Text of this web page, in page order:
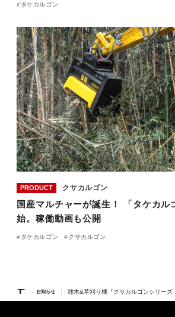
タケカルゴン
PRODUCT クサカルゴン
国産マルチャーが誕生！ 「タケカル
始。稼働動画も公開
タケカルゴン クサカルゴン
お知らせ 雑木&草刈り機『クサカルゴンシリー